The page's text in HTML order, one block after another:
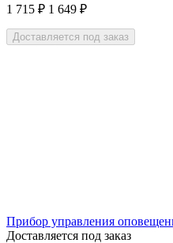
1 715 ₽ 1 649 ₽
Доставляется под заказ
Прибор управления
Доставляется под заказ